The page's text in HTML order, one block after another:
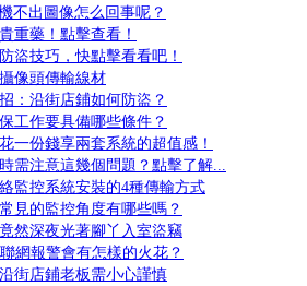
不出圖像怎么回事呢？
重藥！點擊查看！
盜技巧，快點擊看看吧！
像頭傳輸線材
：沿街店鋪如何防盜？
工作要具備哪些條件？
一份錢享兩套系統的超值感！
需注意這幾個問題？點擊了解...
監控系統安裝的4種傳輸方式
見的監控角度有哪些嗎？
然深夜光著腳丫入室盜竊
網報警會有怎樣的火花？
街店鋪老板需小心謹慎